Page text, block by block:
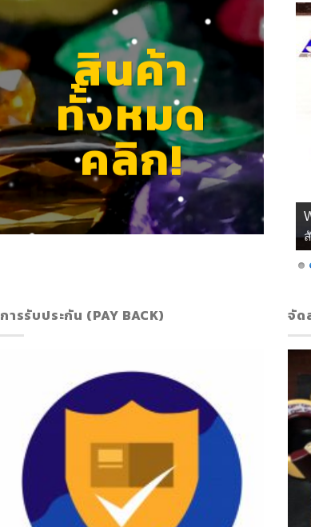
สินค้า
ทั้งหมด
คลิก!
การรับประกัน (PAY BACK) จัด